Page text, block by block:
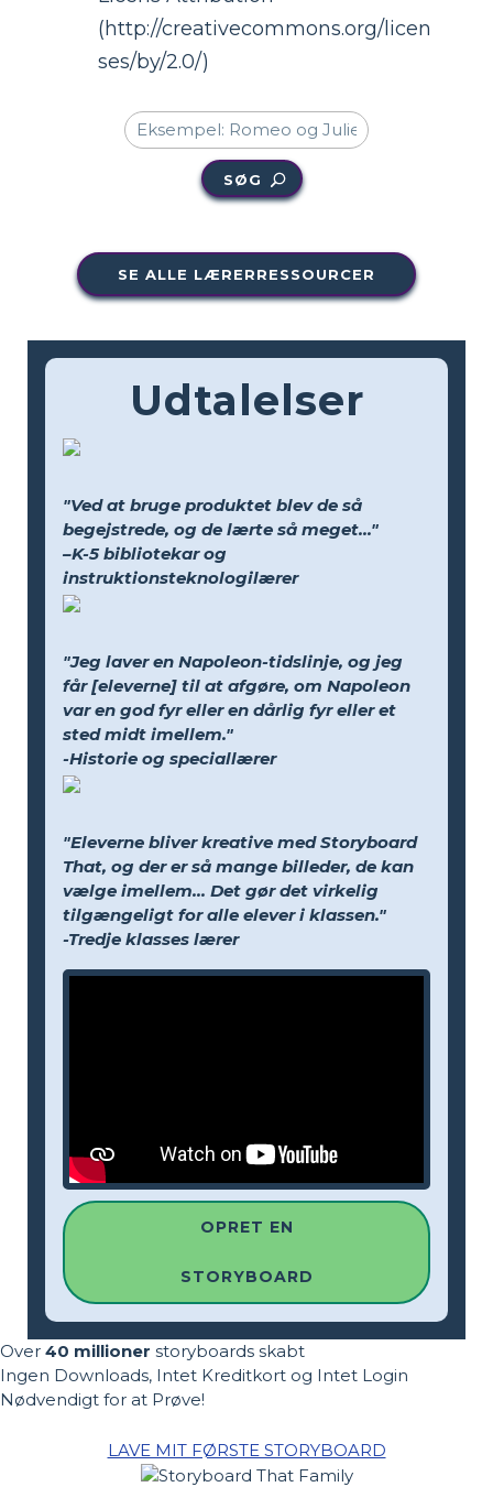
(http://creativecommons.org/licen
ses/by/2.0/)
SØG
SE ALLE LÆRERRESSOURCER
Udtalelser
"Ved at bruge produktet blev de så
begejstrede, og de lærte så meget..."
–K-5 bibliotekar og
instruktionsteknologilærer
"Jeg laver en Napoleon-tidslinje, og jeg
får [eleverne] til at afgøre, om Napoleon
var en god fyr eller en dårlig fyr eller et
sted midt imellem."
-Historie og speciallærer
"Eleverne bliver kreative med Storyboard
That, og der er så mange billeder, de kan
vælge imellem... Det gør det virkelig
tilgængeligt for alle elever i klassen."
-Tredje klasses lærer
OPRET EN
STORYBOARD
Over 40 millioner storyboards skabt
Ingen Downloads, Intet Kreditkort og Intet Login
Nødvendigt for at Prøve!
LAVE MIT FØRSTE STORYBOARD